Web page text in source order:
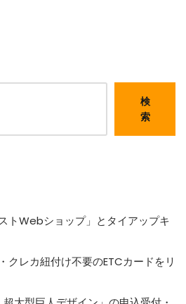
検
索
トWebショップ」とタイアップキ
クレカ紐付け不要のETCカードをリ